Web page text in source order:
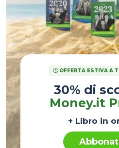
OFFERTA ESTIVA A
30% di
Money.it
+ Libro in